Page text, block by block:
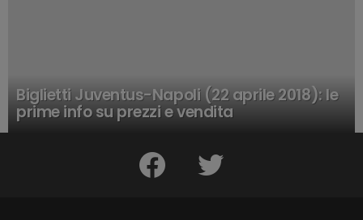
Biglietti Juventus-Napoli (22 aprile 2018): le
prime info su prezzi e vendita
facebook twitter